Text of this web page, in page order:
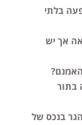
בלתי
אך יש
בתור
בנכס של